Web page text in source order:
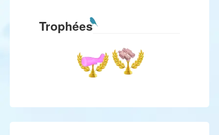
Trophées